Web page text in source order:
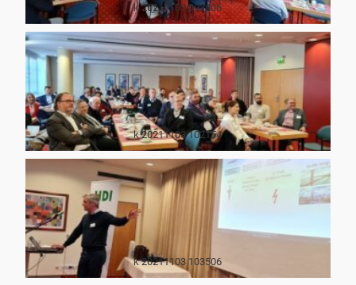
k 20211103 092606
k 20211103 102154
k 20211103 103506